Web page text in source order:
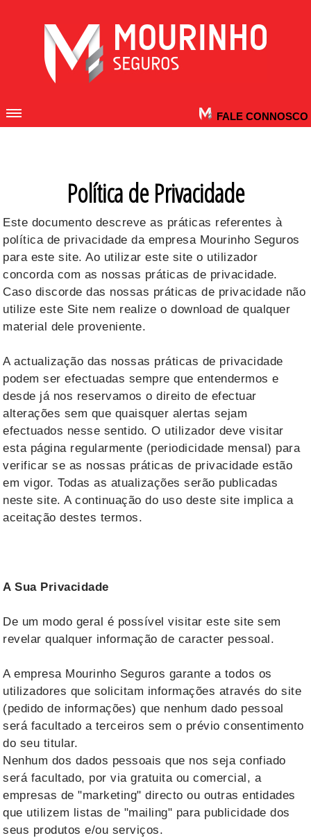
FALE CONNOSCO
Política de Privacidade
Este documento descreve as práticas referentes à
política de privacidade da empresa Mourinho Seguros
para este site. Ao utilizar este site o utilizador
concorda com as nossas práticas de privacidade.
Caso discorde das nossas práticas de privacidade não
utilize este Site nem realize o download de qualquer
material dele proveniente.
A actualização das nossas práticas de privacidade
podem ser efectuadas sempre que entendermos e
desde já nos reservamos o direito de efectuar
alterações sem que quaisquer alertas sejam
efectuados nesse sentido. O utilizador deve visitar
esta página regularmente (periodicidade mensal) para
verificar se as nossas práticas de privacidade estão
em vigor. Todas as atualizações serão publicadas
neste site. A continuação do uso deste site implica a
aceitação destes termos.
A Sua Privacidade
De um modo geral é possível visitar este site sem
revelar qualquer informação de caracter pessoal.
A empresa Mourinho Seguros garante a todos os
utilizadores que solicitam informações através do site
(pedido de informações) que nenhum dado pessoal
será facultado a terceiros sem o prévio consentimento
do seu titular.
Nenhum dos dados pessoais que nos seja confiado
será facultado, por via gratuita ou comercial, a
empresas de "marketing" directo ou outras entidades
que utilizem listas de "mailing" para publicidade dos
seus produtos e/ou serviços.